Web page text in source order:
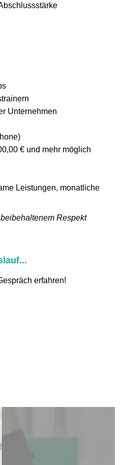
Unternehmen
€ und mehr möglich
Leistungen, monatliche
Respekt
erfahren!